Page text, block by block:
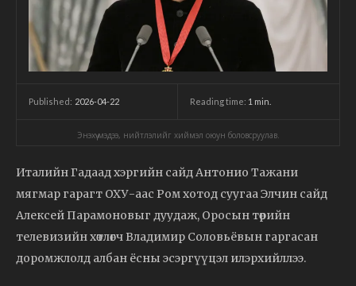
Published: 2026-04-22 Reading time: 1 min.
Энэхүү мэдээ, нийтлэлийг хиймэл оюун боловсруулав.
Италийн Гадаад хэргийн сайд Антонио Тажани
мягмар гарагт ОХУ-аас Ром хотод суугаа Элчин сайд
Алексей Парамоновыг дуудаж, Оросын төрийн
телевизийн хөтлөгч Владимир Соловьёвын гаргасан
доромжлолд албан ёсны эсэргүүцэл илэрхийллээ.